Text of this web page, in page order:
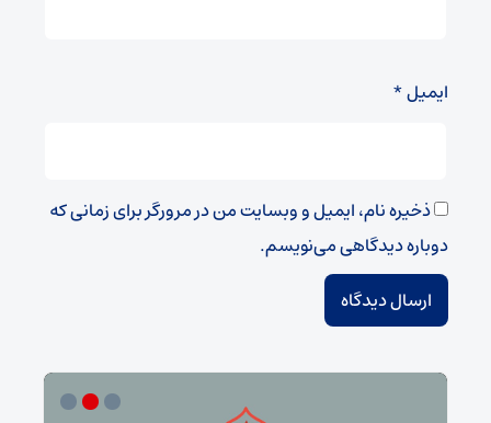
ایمیل*
ذخیره نام، ایمیل و وبسایت من در مرورگر برای زمانی که
دوباره دیدگاهی می‌نویسم.